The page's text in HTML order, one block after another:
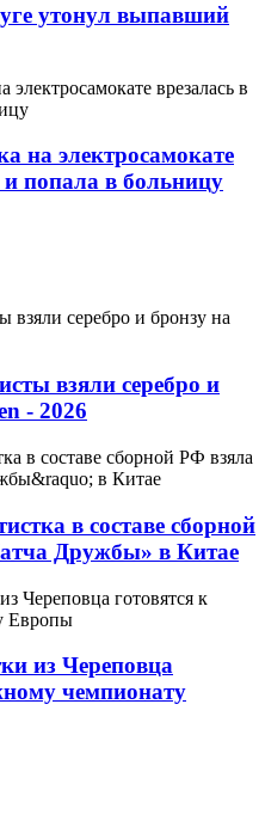
утонул выпавший
на электросамокате
попала в больницу
взяли серебро и
- 2026
в составе сборной
Дружбы» в Китае
из Череповца
чемпионату